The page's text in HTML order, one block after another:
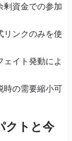
剰資金での参加
リンクのみを使
イト発動によ
時の需要縮小可
クトと今